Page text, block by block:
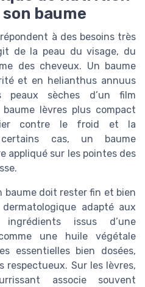
baume
à des besoins très
de la peau du visage, du
des cheveux. Un baume
et en helianthus annuus
peaux sèches d’un film
lèvres plus compact
contre le froid et la
certains cas, un baume
appliqué sur les pointes des
baume doit rester fin et bien
adapté aux
issus d’une
une huile végétale
essentielles bien dosées,
respectueux. Sur les lèvres,
associe souvent